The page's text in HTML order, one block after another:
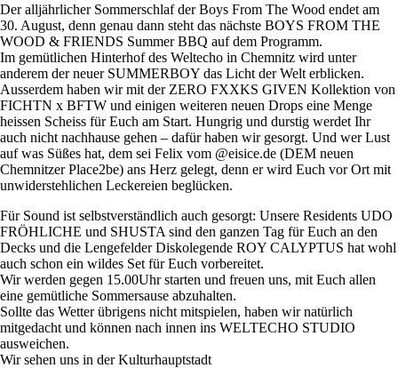
Der alljährlicher Sommerschlaf der Boys From The Wood endet am
30. August, denn genau dann steht das nächste BOYS FROM THE
WOOD & FRIENDS Summer BBQ auf dem Programm.
Im gemütlichen Hinterhof des Weltecho in Chemnitz wird unter
anderem der neuer SUMMERBOY das Licht der Welt erblicken.
Ausserdem haben wir mit der ZERO FXXKS GIVEN Kollektion von
FICHTN x BFTW und einigen weiteren neuen Drops eine Menge
heissen Scheiss für Euch am Start. Hungrig und durstig werdet Ihr
auch nicht nachhause gehen – dafür haben wir gesorgt. Und wer Lust
auf was Süßes hat, dem sei Felix vom @eisice.de (DEM neuen
Chemnitzer Place2be) ans Herz gelegt, denn er wird Euch vor Ort mit
unwiderstehlichen Leckereien beglücken.
Für Sound ist selbstverständlich auch gesorgt: Unsere Residents UDO
FRÖHLICHE und SHUSTA sind den ganzen Tag für Euch an den
Decks und die Lengefelder Diskolegende ROY CALYPTUS hat wohl
auch schon ein wildes Set für Euch vorbereitet.
Wir werden gegen 15.00Uhr starten und freuen uns, mit Euch allen
eine gemütliche Sommersause abzuhalten.
Sollte das Wetter übrigens nicht mitspielen, haben wir natürlich
mitgedacht und können nach innen ins WELTECHO STUDIO
ausweichen.
Wir sehen uns in der Kulturhauptstadt